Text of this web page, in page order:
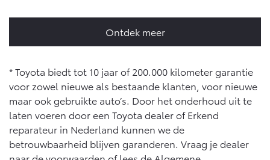
Ontdek meer
* Toyota biedt tot 10 jaar of 200.000 kilometer garantie
voor zowel nieuwe als bestaande klanten, voor nieuwe
maar ook gebruikte auto’s. Door het onderhoud uit te
laten voeren door een Toyota dealer of Erkend
reparateur in Nederland kunnen we de
betrouwbaarheid blijven garanderen. Vraag je dealer